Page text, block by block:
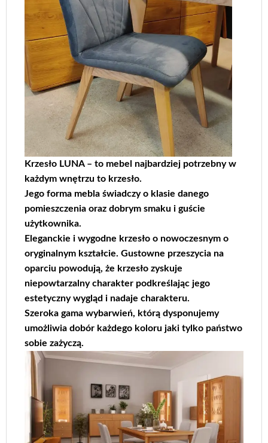
Krzesło LUNA – to mebel najbardziej potrzebny w
każdym wnętrzu to krzesło.
Jego forma mebla świadczy o klasie danego
pomieszczenia oraz dobrym smaku i guście
użytkownika.
Eleganckie i wygodne krzesło o nowoczesnym o
oryginalnym kształcie. Gustowne przeszycia na
oparciu powodują, że krzesło zyskuje
niepowtarzalny charakter podkreślając jego
estetyczny wygląd i nadaje charakteru.
Szeroka gama wybarwień, którą dysponujemy
umożliwia dobór każdego koloru jaki tylko państwo
sobie zażyczą.